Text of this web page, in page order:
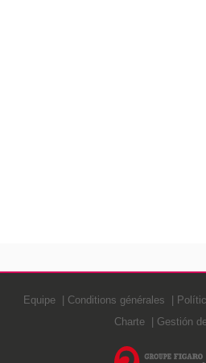
Equipe Conditions générales
Charte
Gestión